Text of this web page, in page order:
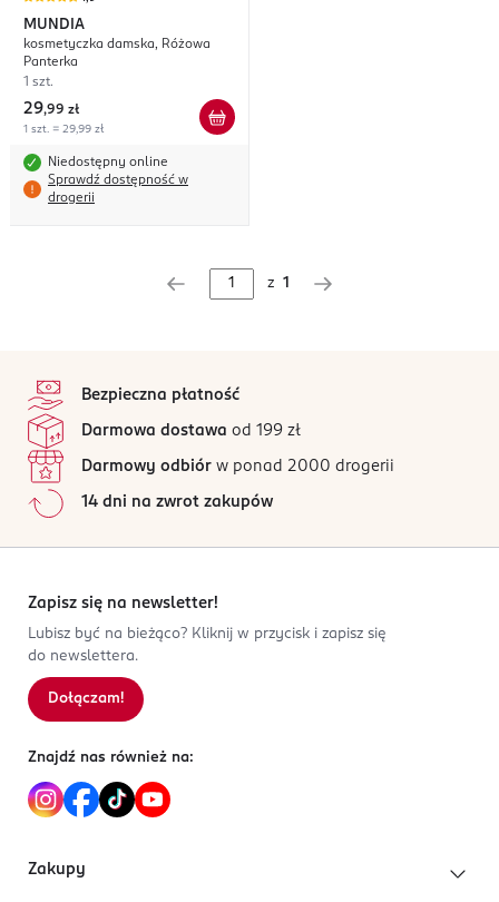
MUNDIA
kosmetyczka damska, Różowa
Panterka
1 szt.
29,99 zł
1 szt. = 29,99 zł
Niedostępny online
Sprawdź dostępność w
drogerii
z 1
Bezpieczna płatność
Darmowa dostawa od 199 zł
Darmowy odbiór w ponad 2000 drogerii
14 dni na zwrot zakupów
Zapisz się na newsletter!
Lubisz być na bieżąco? Kliknij w przycisk i zapisz się
do newslettera.
Dołączam!
Znajdź nas również na:
Zakupy